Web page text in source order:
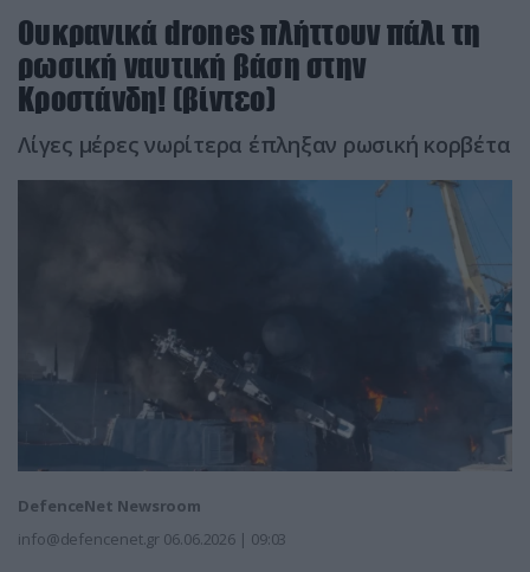
Ουκρανικά drones πλήττουν πάλι τη
ρωσική ναυτική βάση στην
Κροστάνδη! (βίντεο)
Λίγες μέρες νωρίτερα έπληξαν ρωσική κορβέτα
DefenceNet Newsroom
info@defencenet.gr 06.06.2026 | 09:03